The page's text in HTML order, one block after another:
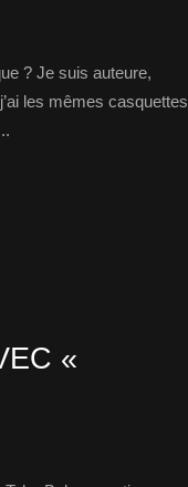
? Je suis auteure,
les mêmes casquettes
«